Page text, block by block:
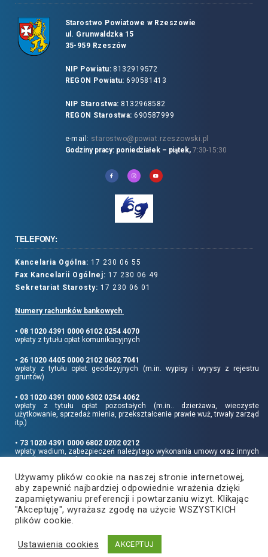
Starostwo Powiatowe w Rzeszowie
ul. Grunwaldzka 15
35-959 Rzeszów
NIP Powiatu:8132919572
REGON Powiatu: 690581413
NIP Starostwa: 8132968582
REGON Starostwa: 690587999
e-mail: starostwo@powiat.rzeszowski.pl
Godziny pracy: poniedziałek – piątek, 7:30-15:30
TELEFONY:
Kancelaria Ogólna: 17 230 06 55
Fax Kancelarii Ogólnej: 17 230 06 49
Sekretariat Starosty: 17 230 06 01
Numery rachunków bankowych
• 08 1020 4391 0000 6102 0254 4070
wpłaty z tytułu opłat komunikacyjnych
• 26 1020 4405 0000 2102 0602 7041
wpłaty z tytułu opłat geodezyjnych (m.in. wypisy i wyrysy z rejestru
gruntów)
• 03 1020 4391 0000 6302 0254 4062
wpłaty z tytułu opłat pozostałych (m.in.. dzierżawa, wieczyste
użytkowanie, sprzedaż mienia, przekształcenie prawie wuż, trwały zarząd
itp.)
• 73 1020 4391 0000 6802 0202 0212
wpłaty wadium, zabezpieczeń należytego wykonania umowy oraz innych
Informujemy, że opłatę skarbową należy uiszczać na rachunek Urzędu
Miasta Rzeszowa:
• 90 1240 6960 3851 0062 0000 0423
Copyright2021©
ZETO-RZESZÓW Sp. z o.o.
Używamy plików cookie na naszej stronie internetowej,
aby zapewnić najbardziej odpowiednie wrażenia dzięki
zapamiętywaniu preferencji i powtarzaniu wizyt. Klikając
"Akceptuję", wyrażasz zgodę na użycie WSZYSTKICH
plików cookie.
Ustawienia cookies AKCEPTUJ